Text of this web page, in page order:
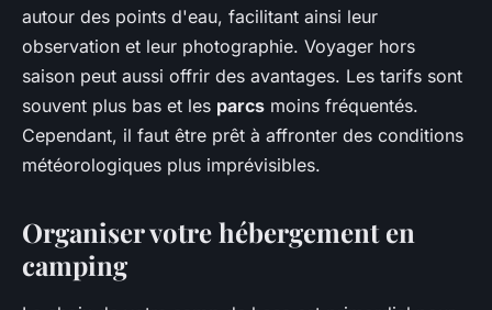
autour des points d'eau, facilitant ainsi leur
observation et leur photographie. Voyager hors
saison peut aussi offrir des avantages. Les tarifs sont
souvent plus bas et les parcs moins fréquentés.
Cependant, il faut être prêt à affronter des conditions
météorologiques plus imprévisibles.
Organiser votre hébergement en
camping